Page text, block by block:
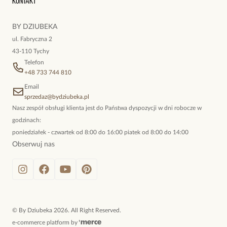
BY DZIUBEKA
ul. Fabryczna 2
43-110 Tychy
Telefon
+48 733 744 810
Email
sprzedaz@bydziubeka.pl
Nasz zespół obsługi klienta jest do Państwa dyspozycji w dni robocze w
godzinach:
poniedziałek - czwartek od 8:00 do 16:00 piatek od 8:00 do 14:00
Obserwuj nas
© By Dziubeka 2026. All Right Reserved.
e-commerce platform by